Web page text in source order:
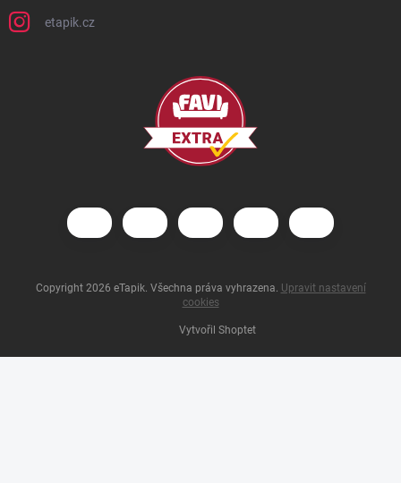
etapik.cz
Vytvořil Shoptet
Copyright 2026 eTapik. Všechna práva vyhrazena. Upravit nastavení
cookies